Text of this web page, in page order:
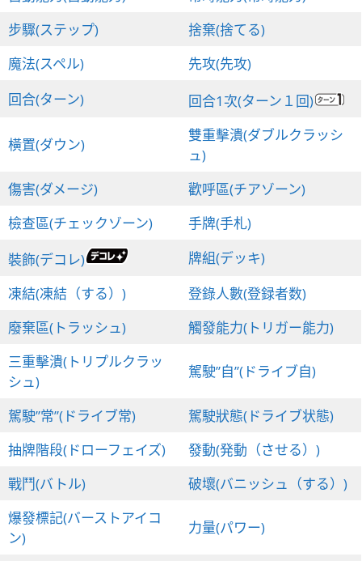
步驟(ステップ)
捨棄(捨てる)
魔法(スペル)
先攻(先攻)
回合(ターン)
回合1次(ターン１回)
橫置(ダウン)
雙重擊潰(ダブルクラッシ
ュ)
傷害(ダメージ)
歡呼區(チアゾーン)
檢查區(チェックゾーン)
手牌(手札)
裝飾(デコレ)
牌組(デッキ)
凍結(凍結（する）)
登錄人數(登録者数)
廢棄區(トラッシュ)
觸發能力(トリガー能力)
三重擊潰(トリプルクラッ
シュ)
駕駛”自”(ドライブ自)
駕駛”常”(ドライブ常)
駕駛狀態(ドライブ状態)
抽牌階段(ドローフェイズ)
發動(発動（させる）)
戰鬥(バトル)
破壞(バニッシュ（する）)
爆發標記(バーストアイコ
ン)
力量(パワー)